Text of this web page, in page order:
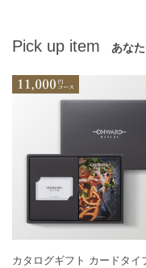
Pick up item あな
カタログギフト カードタイ